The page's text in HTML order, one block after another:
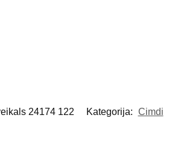
24174 122 Kategorija: Cimdi